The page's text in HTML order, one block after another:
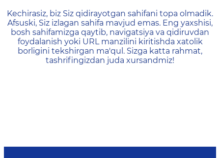
404 — Страница не
Kechirasiz, biz Siz qidirayotgan sahifani topa olmadik.
Afsuski, Siz izlagan sahifa mavjud emas. Eng yaxshisi,
bosh sahifamizga qaytib, navigatsiya va qidiruvdan
foydalanish yoki URL manzilini kiritishda xatolik
borligini tekshirgan ma'qul. Sizga katta rahmat,
tashrifingizdan juda xursandmiz!